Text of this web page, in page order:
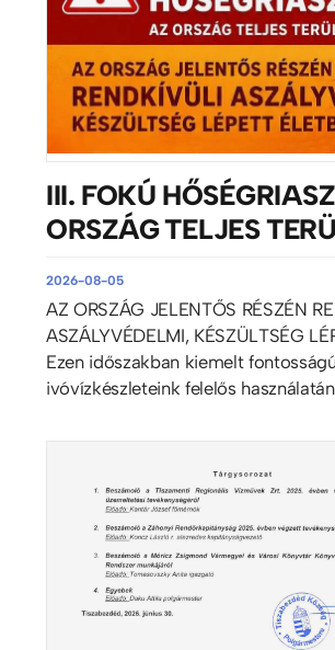
III. FOKÚ
ORSZÁG TELJES
2026-08-05
AZ ORSZÁG JELENTŐS RÉSZÉN
ASZÁLYVÉDELMI, KÉSZÜLTSÉG
Ezen időszakban kiemelt
ivóvízkészleteink felelős